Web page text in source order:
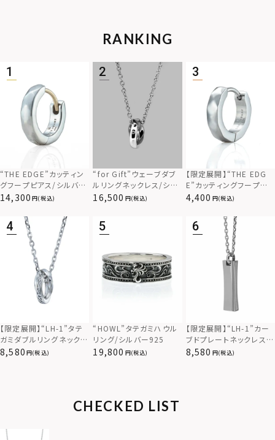
RANKING
“THE EDGE”カッティン
グフープピアス/シルバー
925
14,300 (税込)
“for Gift”ウェーブダブ
ルリングネックレス/シル
バー×ブラック/シルバー
16,500 (税込)
【限定展開】“THE EDG
E”カッティングフープピ
アス/サージカルステンレ
4,400 (税込)
【限定展開】“LH-1”タテ
ガミダブルリングネックレ
ス（ツイスト/シルバー）/
8,580 (税込)
“HOWL”タテガミハウル
リング/シルバー925
19,800 (税込)
【限定展開】“LH-1”カー
ブドプレートネックレス/
サージカルステンレス（金
8,580 (税込)
CHECKED LIST